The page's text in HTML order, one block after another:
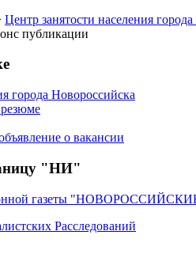
Центр занятости населения
публикации
города Новороссийска
о вакансии
"НИ"
газеты
Расследований